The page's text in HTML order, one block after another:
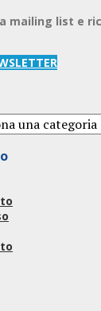
mailing list e